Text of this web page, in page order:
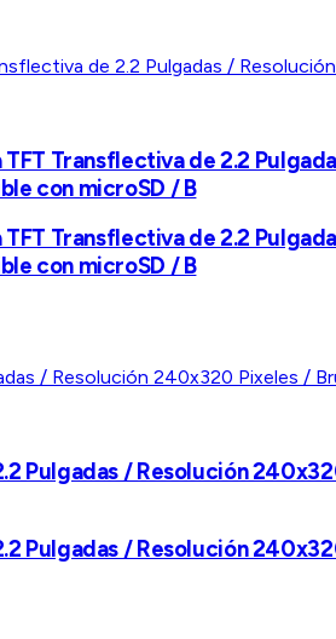
Transflectiva de 2.2
con microSD / B
Transflectiva de 2.2
con microSD / B
Pulgadas / Resolución
Pulgadas / Resolución